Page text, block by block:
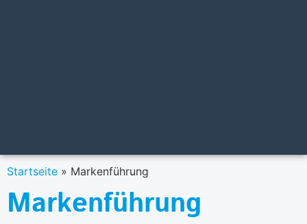
Startseite » Markenführung
Markenführung